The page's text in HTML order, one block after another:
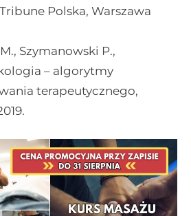
Polska, Warszawa
Szymanowski P.,
– algorytmy
terapeutycznego,